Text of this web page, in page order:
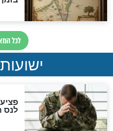
להמתקת
גזרות
סגולת